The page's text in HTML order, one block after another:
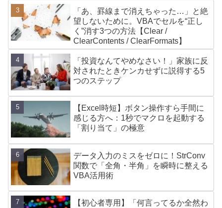
「あ、罫線まで消えちゃった…」と絶
望しないために。VBAでセルを“正し
く”消す3つの方法【Clear /
ClearContents / ClearFormats】
「投資なんてやめなさい！」家族に反
対されたときケンカせずに説得する5
つのステップ
【Excel時短】ボタン操作すら手間に
感じる方へ：1秒でマクロを起動する
「割り当て」の極意
データ入力のミスをゼロに！StrConv
関数で「全角・半角」を瞬時に整える
VBA活用術
【初心者専用】「何言ってるか全然わ